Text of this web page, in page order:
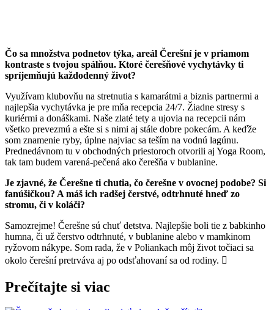
Čo sa množstva podnetov týka, areál Čerešní je v priamom
kontraste s tvojou spálňou. Ktoré čerešňové vychytávky ti
spríjemňujú každodenný život?
Využívam klubovňu na stretnutia s kamarátmi a biznis partnermi a
najlepšia vychytávka je pre mňa recepcia 24/7. Žiadne stresy s
kuriérmi a donáškami. Naše zlaté tety a ujovia na recepcii nám
všetko prevezmú a ešte si s nimi aj stále dobre pokecám. A keďže
som znamenie ryby, úplne najviac sa teším na vodnú lagúnu.
Prednedávnom tu v obchodných priestoroch otvorili aj Yoga Room,
tak tam budem varená-pečená ako čerešňa v bublanine.
Je zjavné, že Čerešne ti chutia, čo čerešne v ovocnej podobe? Si
fanúšičkou? A máš ich radšej čerstvé, odtrhnuté hneď zo
stromu, či v koláči?
Samozrejme! Čerešne sú chuť detstva. Najlepšie boli tie z babkinho
humna, či už čerstvo odtrhnuté, v bublanine alebo v mamkinom
ryžovom nákype. Som rada, že v Poliankach môj život točiaci sa
okolo čerešní pretrváva aj po odsťahovaní sa od rodiny. 
Prečítajte si viac